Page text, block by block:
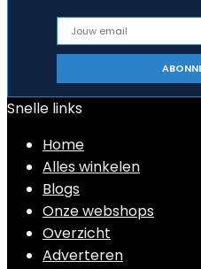
Snelle links
Home
Alles winkelen
Blogs
Onze webshops
Overzicht
Adverteren